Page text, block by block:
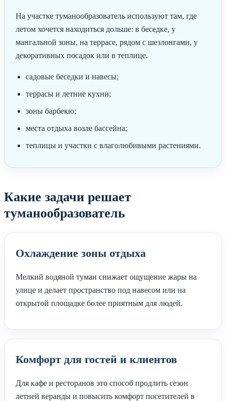
На участке туманообразователь используют там, где
летом хочется находиться дольше: в беседке, у
мангальной зоны, на террасе, рядом с шезлонгами, у
декоративных посадок или в теплице.
садовые беседки и навесы;
террасы и летние кухни;
зоны барбекю;
места отдыха возле бассейна;
теплицы и участки с влаголюбивыми растениями.
Какие задачи решает
туманообразователь
Охлаждение зоны отдыха
Мелкий водяной туман снижает ощущение жары на
улице и делает пространство под навесом или на
открытой площадке более приятным для людей.
Комфорт для гостей и клиентов
Для кафе и ресторанов это способ продлить сезон
летней веранды и повысить комфорт посетителей в